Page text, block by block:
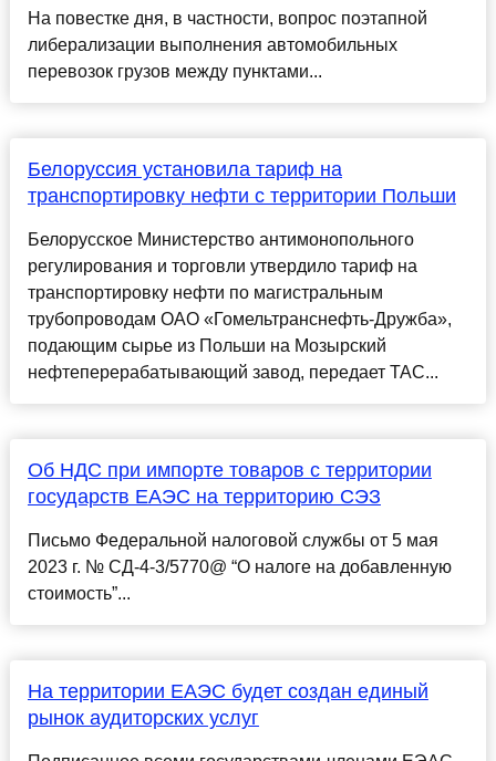
На повестке дня, в частности, вопрос поэтапной
либерализации выполнения автомобильных
перевозок грузов между пунктами...
Белоруссия установила тариф на
транспортировку нефти с территории Польши
Белорусское Министерство антимонопольного
регулирования и торговли утвердило тариф на
транспортировку нефти по магистральным
трубопроводам ОАО «Гомельтранснефть-Дружба»,
подающим сырье из Польши на Мозырский
нефтеперерабатывающий завод, передает ТАС...
Об НДС при импорте товаров с территории
государств ЕАЭС на территорию СЭЗ
Письмо Федеральной налоговой службы от 5 мая
2023 г. № СД-4-3/5770@ “О налоге на добавленную
стоимость”...
На территории ЕАЭС будет создан единый
рынок аудиторских услуг